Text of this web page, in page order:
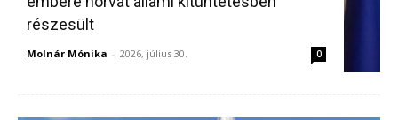
részesült
Molnár Mónika - 2026, július 30. 0